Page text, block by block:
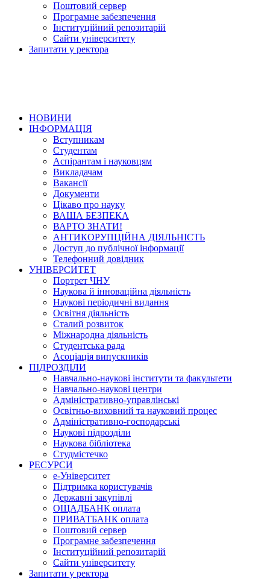
Поштовий сервер
Програмне забезпечення
Інституційний репозитарій
Сайти університету
Запитати у ректора
НОВИНИ
ІНФОРМАЦІЯ
Вступникам
Студентам
Аспірантам і науковцям
Викладачам
Вакансії
Документи
Цікаво про науку
ВАША БЕЗПЕКА
ВАРТО ЗНАТИ!
АНТИКОРУПЦІЙНА ДІЯЛЬНІСТЬ
Доступ до публічної інформації
Телефонний довідник
УНІВЕРСИТЕТ
Портрет ЧНУ
Наукова й інноваційна діяльність
Наукові періодичні видання
Освітня діяльність
Сталий розвиток
Міжнародна діяльність
Студентська рада
Асоціація випускників
ПІДРОЗДІЛИ
Навчально-наукові інститути та факультети
Навчально-наукові центри
Адміністративно-управлінські
Освітньо-виховний та науковий процес
Адміністративно-господарські
Наукові підрозділи
Наукова бібліотека
Студмістечко
РЕСУРСИ
е-Університет
Підтримка користувачів
Державні закупівлі
ОЩАДБАНК оплата
ПРИВАТБАНК оплата
Поштовий сервер
Програмне забезпечення
Інституційний репозитарій
Сайти університету
Запитати у ректора